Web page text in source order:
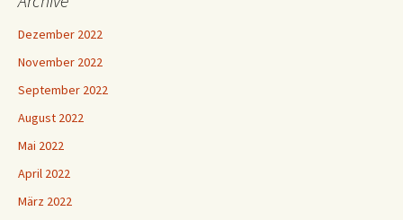
Dezember 2022
November 2022
September 2022
August 2022
Mai 2022
April 2022
März 2022